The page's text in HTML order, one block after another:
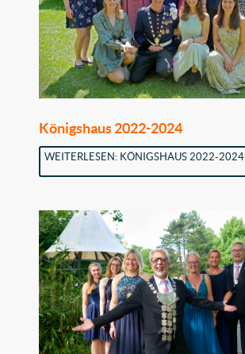
Königshaus 2022-2024
WEITERLESEN: KÖNIGSHAUS 2022-2024